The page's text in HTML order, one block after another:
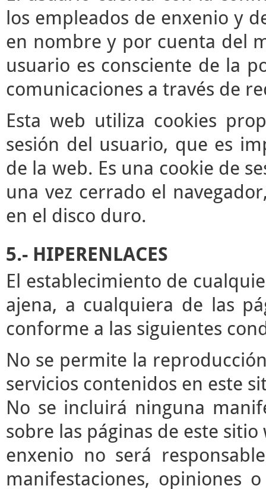
los empleados de enxenio y
en nombre y por cuenta del
usuario es consciente de la
comunicaciones a través de
Esta web utiliza cookies
sesión del usuario, que es
de la web. Es una cookie de
una vez cerrado el
en el disco duro.
5.- HIPERENLACES
El establecimiento de
ajena, a cualquiera de las
conforme a las siguientes
No se permite la
servicios contenidos en este
No se incluirá ninguna
sobre las páginas de este sitio
enxenio no será
manifestaciones, opiniones